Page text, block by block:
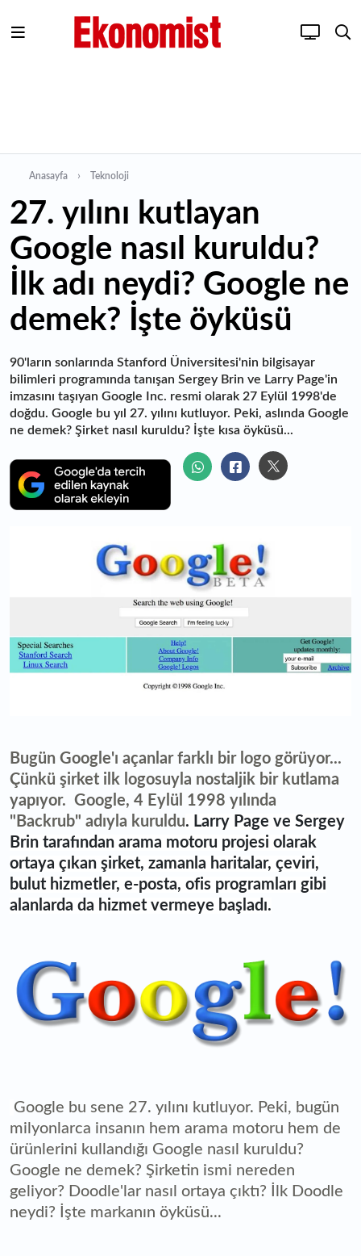
Anasayfa Teknoloji
27. yılını kutlayan
Google nasıl kuruldu?
İlk adı neydi? Google ne
demek? İşte öyküsü
90'ların sonlarında Stanford Üniversitesi'nin bilgisayar
bilimleri programında tanışan Sergey Brin ve Larry Page'in
imzasını taşıyan Google Inc. resmi olarak 27 Eylül 1998'de
doğdu. Google bu yıl 27. yılını kutluyor. Peki, aslında Google
ne demek? Şirket nasıl kuruldu? İşte kısa öyküsü...
Bugün Google'ı açanlar farklı bir logo görüyor...
Çünkü şirket ilk logosuyla nostaljik bir kutlama
yapıyor. Google, 4 Eylül 1998 yılında
"Backrub" adıyla kuruldu. Larry Page ve Sergey
Brin tarafından arama motoru projesi olarak
ortaya çıkan şirket, zamanla haritalar, çeviri,
bulut hizmetler, e-posta, ofis programları gibi
alanlarda da hizmet vermeye başladı.
Google bu sene 27. yılını kutluyor. Peki, bugün
milyonlarca insanın hem arama motoru hem de
ürünlerini kullandığı Google nasıl kuruldu?
Google ne demek? Şirketin ismi nereden
geliyor? Doodle'lar nasıl ortaya çıktı? İlk Doodle
neydi? İşte markanın öyküsü...